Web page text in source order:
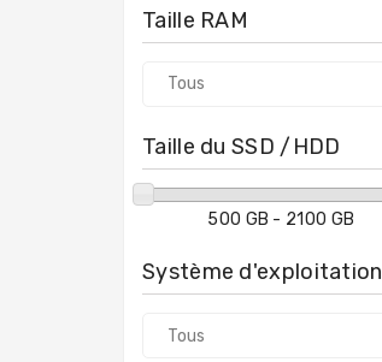
Taille RAM
Taille du SSD /HDD
500 GB - 2100 GB
Système d'exploitation